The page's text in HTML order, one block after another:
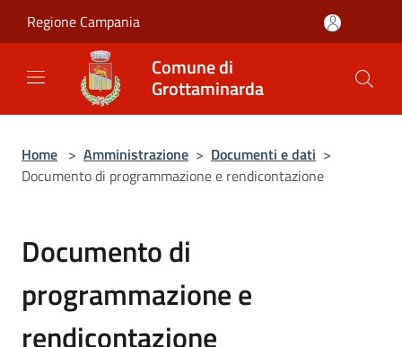
Regione Campania
Comune di
Grottaminarda
Home > Amministrazione > Documenti e dati >
Documento di programmazione e rendicontazione
Documento di
programmazione e
rendicontazione